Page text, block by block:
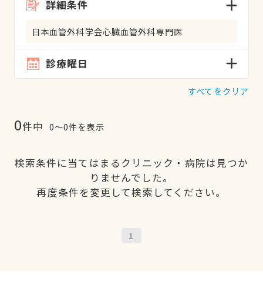
詳細条件
日本血管外科学会心臓血管外科専門医
診療曜日
すべてをクリア
0件中 0〜0件を表示
検索条件に当てはまるクリニック・病院は見つか
りませんでした。
再度条件を変更して検索してください。
1